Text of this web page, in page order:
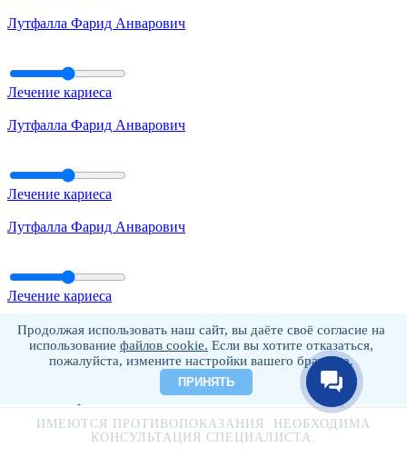
Лутфалла Фарид Анварович
Лечение кариеса
Лутфалла Фарид Анварович
Лечение кариеса
Лутфалла Фарид Анварович
Лечение кариеса
Лутфалла Фарид Анварович
Лутфалла Фарид Анварович
ИМЕЮТСЯ ПРОТИВОПОКАЗАНИЯ. НЕОБХОДИМА
КОНСУЛЬТАЦИЯ СПЕЦИАЛИСТА.
Продолжая использовать наш сайт, вы даёте своё согласие на
использование файлов cookie. Если вы хотите отказаться,
пожалуйста, измените настройки вашего браузера.
ПРИНЯТЬ